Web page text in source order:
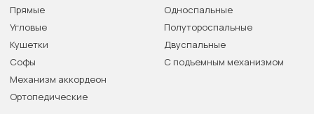
Прямые
Угловые
Кушетки
Софы
Механизм аккордеон
Ортопедические
Односпальные
Полутороспальные
Двуспальные
С подъемным механизмом